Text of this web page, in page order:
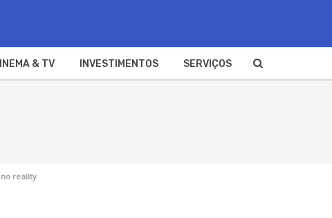
& TV INVESTIMENTOS SERVIÇOS
no reality